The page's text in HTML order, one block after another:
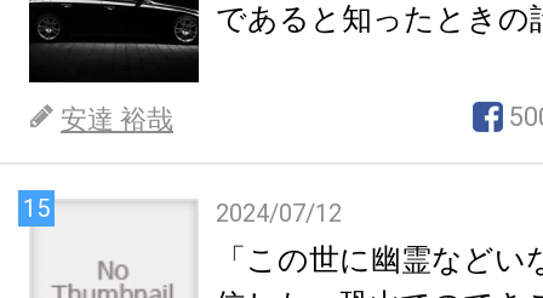
であると知ったときの
安達 裕哉
15 2024/07/12
「この世に幽霊など